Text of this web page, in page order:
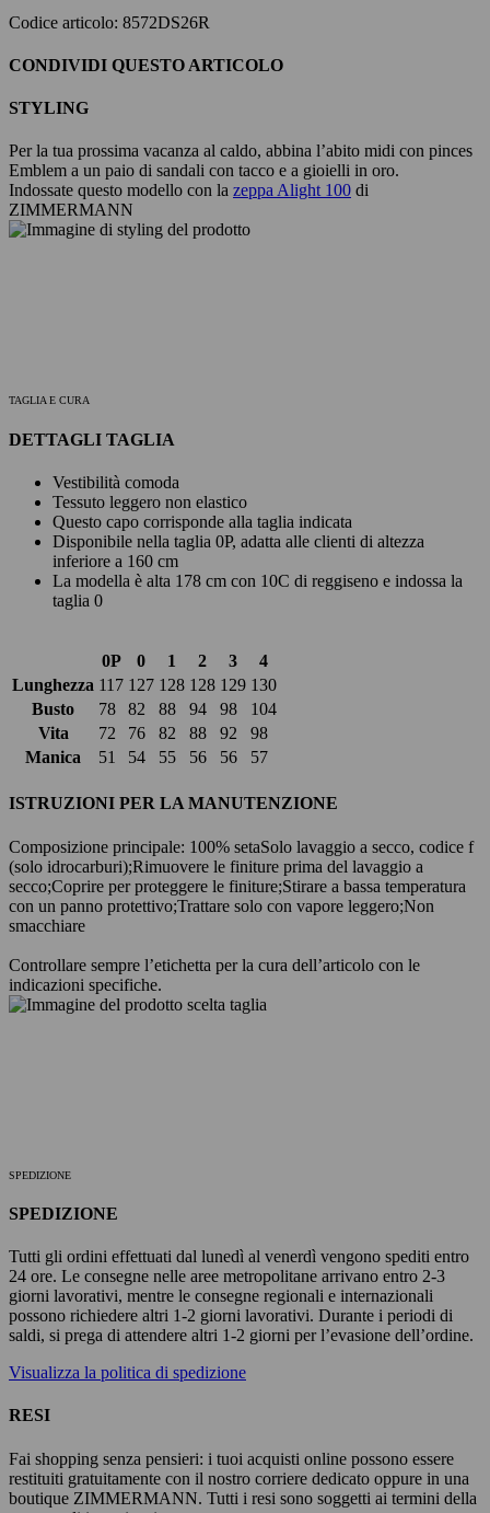
Codice articolo: 8572DS26R
CONDIVIDI QUESTO ARTICOLO
STYLING
Per la tua prossima vacanza al caldo, abbina l’abito midi con pinces
Emblem a un paio di sandali con tacco e a gioielli in oro.
Indossate questo modello con la zeppa Alight 100 di
ZIMMERMANN
TAGLIA E CURA
DETTAGLI TAGLIA
Vestibilità comoda
Tessuto leggero non elastico
Questo capo corrisponde alla taglia indicata
Disponibile nella taglia 0P, adatta alle clienti di altezza
inferiore a 160 cm
La modella è alta 178 cm con 10C di reggiseno e indossa la
taglia 0
0P 0 1 2 3
4
Lunghezza 117 127 128 128 129 130
Busto
78 82 88 94 98
104
Vita
72 76 82 88 92
98
Manica
51 54 55 56 56 57
ISTRUZIONI PER LA MANUTENZIONE
Composizione principale: 100% setaSolo lavaggio a secco, codice f
(solo idrocarburi);Rimuovere le finiture prima del lavaggio a
secco;Coprire per proteggere le finiture;Stirare a bassa temperatura
con un panno protettivo;Trattare solo con vapore leggero;Non
smacchiare
Controllare sempre l’etichetta per la cura dell’articolo con le
indicazioni specifiche.
SPEDIZIONE
SPEDIZIONE
Tutti gli ordini effettuati dal lunedì al venerdì vengono spediti entro
24 ore. Le consegne nelle aree metropolitane arrivano entro 2-3
giorni lavorativi, mentre le consegne regionali e internazionali
possono richiedere altri 1-2 giorni lavorativi. Durante i periodi di
saldi, si prega di attendere altri 1-2 giorni per l’evasione dell’ordine.
Visualizza la politica di spedizione
RESI
Fai shopping senza pensieri: i tuoi acquisti online possono essere
restituiti gratuitamente con il nostro corriere dedicato oppure in una
boutique ZIMMERMANN. Tutti i resi sono soggetti ai termini della